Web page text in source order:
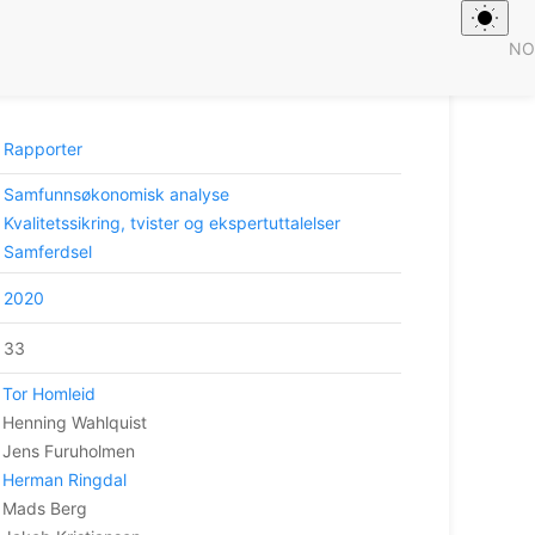
NO
– Godsterminalstruktur i
Rapporter
Samfunnsøkonomisk analyse
Kvalitetssikring, tvister og ekspertuttalelser
Samferdsel
2020
33
Tor Homleid
Henning Wahlquist
Jens Furuholmen
Herman Ringdal
Mads Berg